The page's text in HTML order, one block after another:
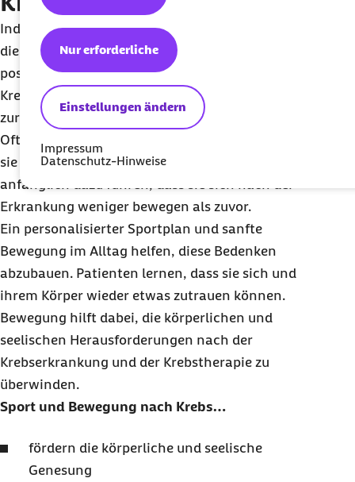
Einstellungen ändern
Nur erforderliche
Impressum
Datenschutz-Hinweise
Individualisierte Bewegungstherapie kann auch
die weitere Genesung nach einer Krebserkrankung
positiv beeinflussen und hilft vielen ehemaligen
Krebspatientinnen und -patienten, ihren Weg
zurück in den Alltag zu finden.
Oft sind Menschen nach dem Krebs unsicher, was
sie an Sport machen können und dürfen. Das kann
anfänglich dazu führen, dass sie sich nach der
Erkrankung weniger bewegen als zuvor.
Ein personalisierter Sportplan und sanfte
Bewegung im Alltag helfen, diese Bedenken
abzubauen. Patienten lernen, dass sie sich und
ihrem Körper wieder etwas zutrauen können.
Bewegung hilft dabei, die körperlichen und
seelischen Herausforderungen nach der
Krebserkrankung und der Krebstherapie zu
überwinden.
Sport und Bewegung nach Krebs…
fördern die körperliche und seelische
Genesung